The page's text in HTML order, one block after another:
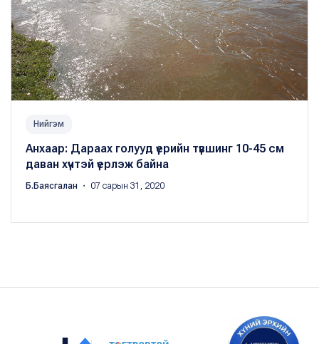
Нийгэм
Анхаар: Дараах голууд үерийн түвшинг 10-45 см
даван хүчтэй үерлэж байна
Б.Баясгалан ・ 07 сарын 31, 2020